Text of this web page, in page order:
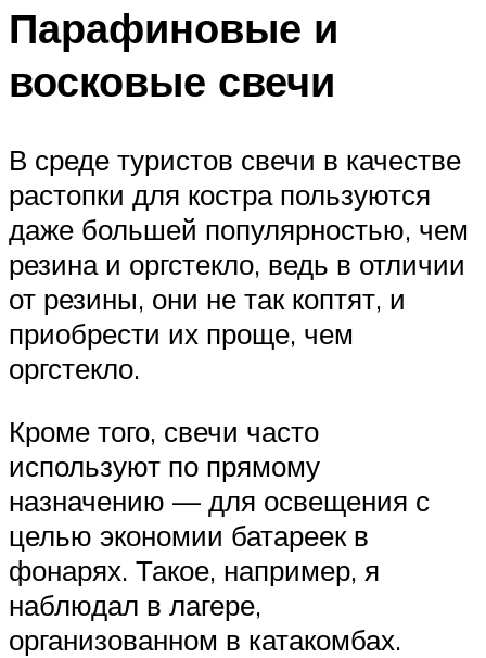
Парафиновые и
восковые свечи
В среде туристов свечи в качестве
растопки для костра пользуются
даже большей популярностью, чем
резина и оргстекло, ведь в отличии
от резины, они не так коптят, и
приобрести их проще, чем
оргстекло.
Кроме того, свечи часто
используют по прямому
назначению — для освещения с
целью экономии батареек в
фонарях. Такое, например, я
наблюдал в лагере,
организованном в катакомбах.